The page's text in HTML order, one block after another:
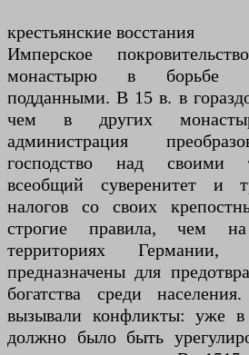
крестьянские восстания
Имперское
монастырю в борьбе с
подданными. В 15 в. в
чем в других
администрация
господство над своими
всеобщий суверенитет и
налогов со своих
строгие правила, чем
территориях Германии,
предназначены для
богатства среди
вызывали конфликты: уже в
должно было быть